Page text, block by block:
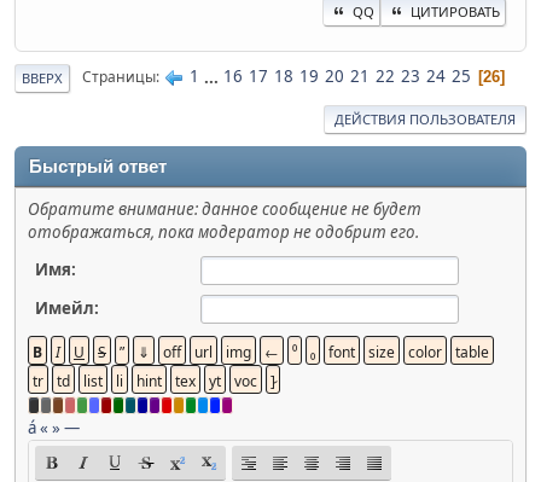
QQ ЦИТИРОВАТЬ
ВВЕРХ Страницы 1 ... 16 17 18 19 20 21 22 23 24 25 26
ДЕЙСТВИЯ ПОЛЬЗОВАТЕЛЯ
Быстрый ответ
Обратите внимание: данное сообщение не будет
отображаться, пока модератор не одобрит его.
Имя:
Имейл:
á« »—